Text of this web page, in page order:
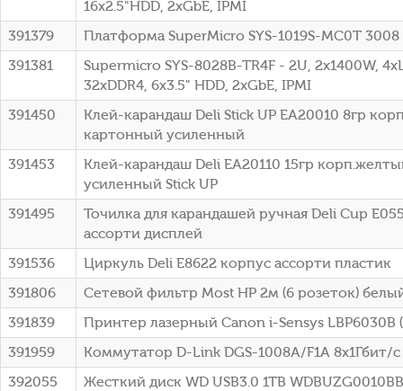
16x2.5"HDD, 2xGbE, IPMI
391379
Платформа SuperMicro SYS-1019S-MC0T 3008
391381
Supermicro SYS-8028B-TR4F - 2U, 2x1400W,
32xDDR4, 6x3.5" HDD, 2xGbE, IPMI
391450
Клей-карандаш Deli Stick UP EA20010 8гр
картонный усиленный
391453
Клей-карандаш Deli EA20110 15гр
усиленный Stick UP
391495
Точилка для карандашей ручная Deli Cup
ассорти дисплей
391536
Циркуль Deli E8622 корпус ассорти пластик
391806
Сетевой фильтр Most HP 2м (6 розеток)
391839
Принтер лазерный Canon i-Sensys LBP6030B
391959
Коммутатор D-Link DGS-1008A/F1A 8x1Гбит/
392055
Жесткий диск WD USB3.0 1TB